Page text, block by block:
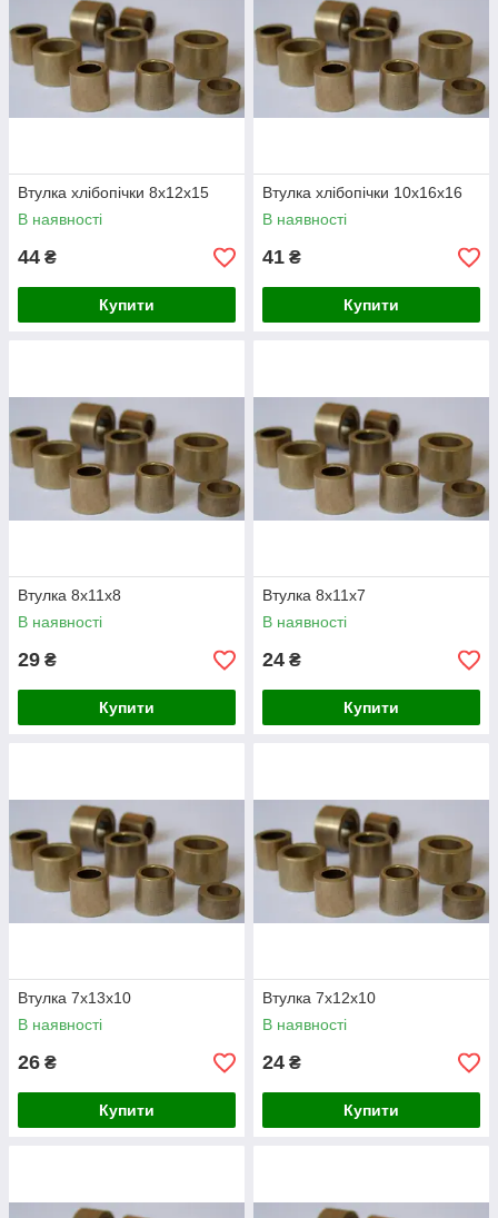
Втулка хлібопічки 8х12х15
В наявності
44 ₴
Купити
Втулка хлібопічки 10х16х16
В наявності
41 ₴
Купити
Втулка 8х11х8
В наявності
29 ₴
Купити
Втулка 8х11х7
В наявності
24 ₴
Купити
Втулка 7х13х10
В наявності
26 ₴
Купити
Втулка 7х12х10
В наявності
24 ₴
Купити